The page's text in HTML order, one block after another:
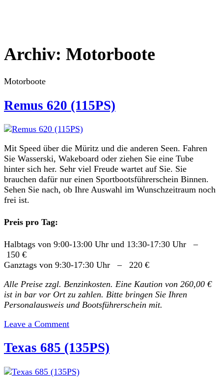
Archiv: Motorboote
Motorboote
Remus 620 (115PS)
Mit Speed über die Müritz und die anderen Seen. Fahren
Sie Wasserski, Wakeboard oder ziehen Sie eine Tube
hinter sich her. Sehr viel Freude wartet auf Sie. Sie
brauchen dafür nur einen Sportbootsführerschein Binnen.
Sehen Sie nach, ob Ihre Auswahl im Wunschzeitraum noch
frei ist.
Preis pro Tag:
Halbtags von 9:00-13:00 Uhr und 13:30-17:30 Uhr –
150 €
Ganztags von 9:30-17:30 Uhr – 220 €
Alle Preise zzgl. Benzinkosten. Eine Kaution von 260,00 €
ist in bar vor Ort zu zahlen. Bitte bringen Sie Ihren
Personalausweis und Bootsführerschein mit.
Leave a Commenton
620
(115PS)
Texas 685 (135PS)